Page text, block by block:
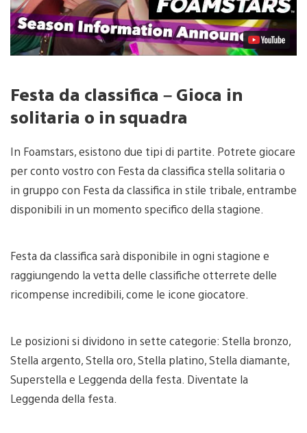
Festa da classifica – Gioca in
solitaria o in squadra
In Foamstars, esistono due tipi di partite. Potrete giocare
per conto vostro con Festa da classifica stella solitaria o
in gruppo con Festa da classifica in stile tribale, entrambe
disponibili in un momento specifico della stagione.
Festa da classifica sarà disponibile in ogni stagione e
raggiungendo la vetta delle classifiche otterrete delle
ricompense incredibili, come le icone giocatore.
Le posizioni si dividono in sette categorie: Stella bronzo,
Stella argento, Stella oro, Stella platino, Stella diamante,
Superstella e Leggenda della festa. Diventate la
Leggenda della festa.